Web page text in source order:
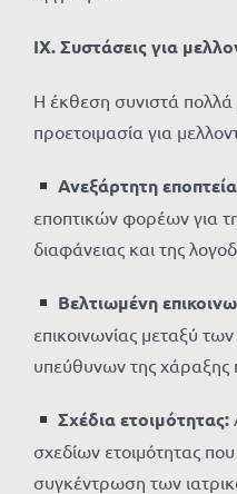
IX. Συστάσεις για
Η έκθεση συνιστά πολλά
προετοιμασία για
Ανεξάρτητη
εποπτικών φορέων για
διαφάνειας και της
Βελτιωμένη
επικοινωνίας μεταξύ
υπεύθυνων της χάραξης
Σχέδια ετοιμότητας:
σχεδίων ετοιμότητας
συγκέντρωση των